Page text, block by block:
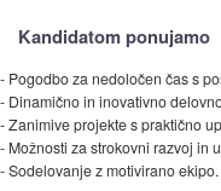
Kandidatom ponujamo
- Pogodbo za nedoločen čas s
- Dinamično in inovativno
- Zanimive projekte s praktično
- Možnosti za strokovni razvoj in
- Sodelovanje z motivirano ekipo.